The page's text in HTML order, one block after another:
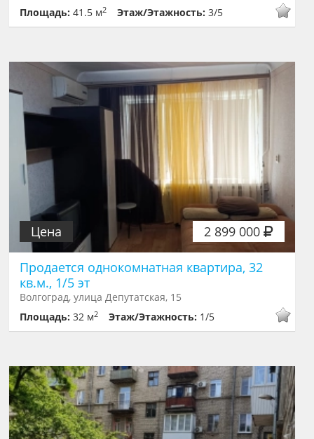
Площадь:41.5 м2 Этаж/Этажность:3/5
2 899 000
Цена
Продается однокомнатная квартира, 32
кв.м., 1/5 эт
Волгоград, улица Депутатская, 15
Площадь:32 м2 Этаж/Этажность: 1/5